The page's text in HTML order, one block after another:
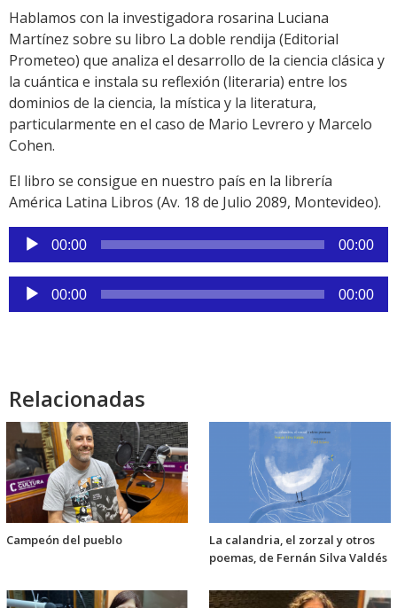
Hablamos con la investigadora rosarina Luciana
Martínez sobre su libro La doble rendija (Editorial
Prometeo) que analiza el desarrollo de la ciencia clásica y
la cuántica e instala su reflexión (literaria) entre los
dominios de la ciencia, la mística y la literatura,
particularmente en el caso de Mario Levrero y Marcelo
Cohen.
El libro se consigue en nuestro país en la librería
América Latina Libros (Av. 18 de Julio 2089, Montevideo).
Reproductor
de
audio
00:00 00:00
Reproductor
de
00:00 00:00
Relacionadas
Campeón del pueblo
La calandria, el zorzal y otros
poemas, de Fernán Silva Valdés